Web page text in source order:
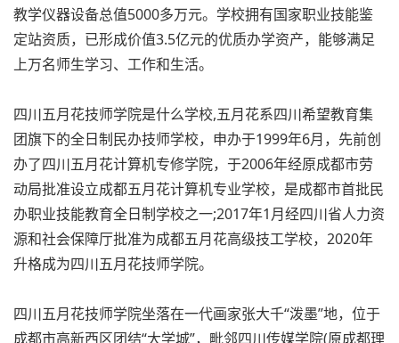
教学仪器设备总值5000多万元。学校拥有国家职业技能鉴
定站资质，已形成价值3.5亿元的优质办学资产，能够满足
上万名师生学习、工作和生活。
四川五月花技师学院是什么学校,五月花系四川希望教育集
团旗下的全日制民办技师学校，申办于1999年6月，先前创
办了四川五月花计算机专修学院，于2006年经原成都市劳
动局批准设立成都五月花计算机专业学校，是成都市首批民
办职业技能教育全日制学校之一;2017年1月经四川省人力资
源和社会保障厅批准为成都五月花高级技工学校，2020年
升格成为四川五月花技师学院。
四川五月花技师学院坐落在一代画家张大千“泼墨”地，位于
成都市高新西区团结“大学城”，毗邻四川传媒学院(原成都理